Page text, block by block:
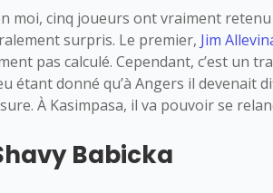
moi, cinq joueurs ont vraiment
surpris. Le premier, Jim
pas calculé. Cependant, c’est un
étant donné qu’à Angers il devenait
À Kasimpasa, il va pouvoir se
Babicka